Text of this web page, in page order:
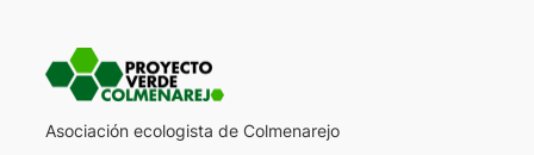
Asociación ecologista de Colmenarejo